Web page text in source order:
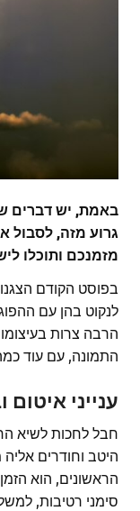
באמת, יש דברים
גרוע מזה, לסבול
מזמנכם ותוכלו
בפוסט הקודם
לנקוט בהן עם
הרבה צרות
התמונה, עם עוד
ענייני
חבל לחכות לשיא
היטב וחודרים
הראשונים, הוא
סימני רטיבות,